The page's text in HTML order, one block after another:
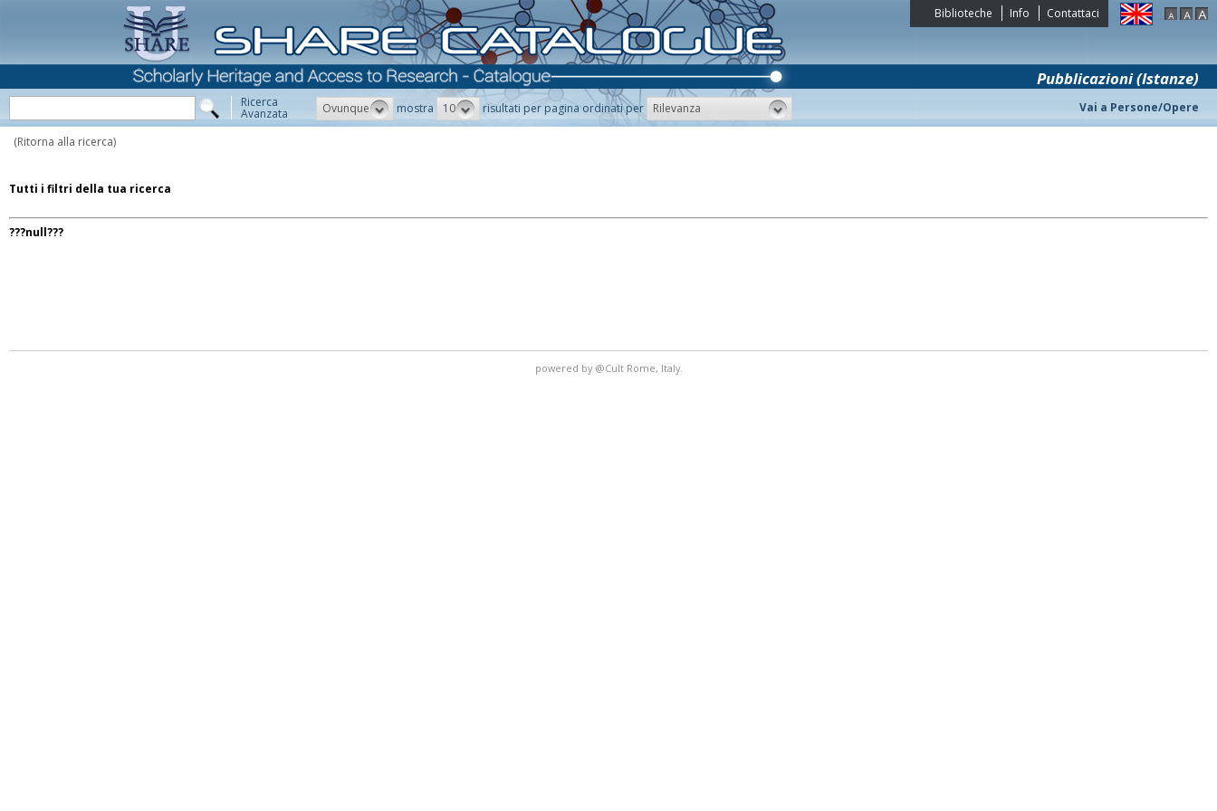
Biblioteche Info Contattaci
Pubblicazioni (Istanze)
Ricerca
Avanzata Ovunque mostra 10 risultati per pagina ordinati per Rilevanza Vai a Persone/Opere
(Ritorna alla ricerca)
Tutti i filtri della tua ricerca
???null???
powered by @Cult Rome, Italy.